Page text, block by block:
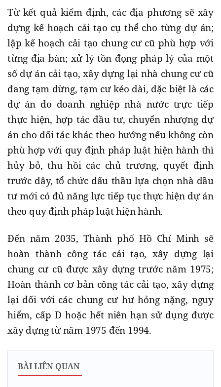
Từ kết quả kiểm định, các địa phương sẽ xây
dựng kế hoạch cải tạo cụ thể cho từng dự án;
lập kế hoạch cải tạo chung cư cũ phù hợp với
từng địa bàn; xử lý tồn đọng pháp lý của một
số dự án cải tạo, xây dựng lại nhà chung cư cũ
đang tạm dừng, tạm cư kéo dài, đặc biệt là các
dự án do doanh nghiệp nhà nước trực tiếp
thực hiện, hợp tác đầu tư, chuyển nhượng dự
án cho đối tác khác theo hướng nếu không còn
phù hợp với quy định pháp luật hiện hành thì
hủy bỏ, thu hồi các chủ trương, quyết định
trước đây, tổ chức đấu thầu lựa chọn nhà đầu
tư mới có đủ năng lực tiếp tục thực hiện dự án
theo quy định pháp luật hiện hành.
Đến năm 2035, Thành phố Hồ Chí Minh sẽ
hoàn thành công tác cải tạo, xây dựng lại
chung cư cũ được xây dựng trước năm 1975;
Hoàn thành cơ bản công tác cải tạo, xây dựng
lại đối với các chung cư hư hỏng nặng, nguy
hiểm, cấp D hoặc hết niên hạn sử dụng được
xây dựng từ năm 1975 đến 1994.
BÀI LIÊN QUAN